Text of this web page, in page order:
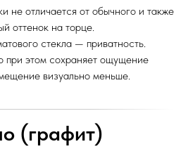
не отличается от обычного и также
оттенок на торце.
стекла — приватность.
при этом сохраняет ощущение
визуально меньше.
(графит)